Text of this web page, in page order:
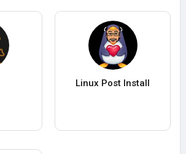
Linux Post Install